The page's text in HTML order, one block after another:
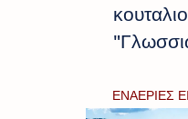
ΕΝΑΕΡΙΕΣ